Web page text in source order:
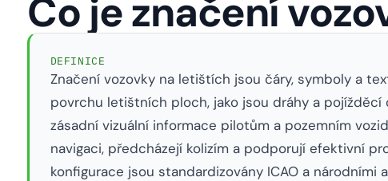
Co je značení
DEFINICE
Značení vozovky na letištích jsou čáry, symboly a
povrchu letištních ploch, jako jsou dráhy a pojížděcí
zásadní vizuální informace pilotům a pozemním
navigaci, předcházejí kolizím a podporují efektivní
konfigurace jsou standardizovány ICAO a